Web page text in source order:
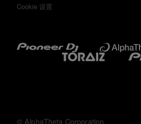
Cookie 设置
© AlphaTheta Corporation